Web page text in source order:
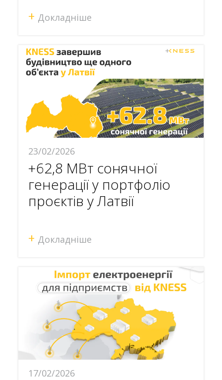
+ Докладніше
23/02/2026
+62,8 МВт сонячної
генерації у портфоліо
проєктів у Латвії
+ Докладніше
17/02/2026